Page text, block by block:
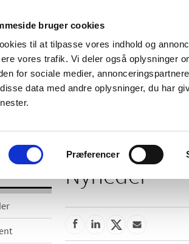
bruger cookies
til at tilpasse vores indhold og
vores trafik. Vi deler også oplysninger
for sociale medier,
data med andre oplysninger, du har
Præferencer
Bivirkninger og
produktinformation
Tilskud og
Nyheder